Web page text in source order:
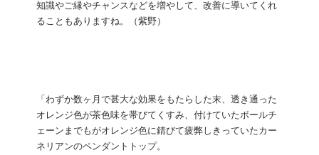
知識やご縁やチャンスなどを増やして、改善に導いてくれ
ることもありますね。（紫野）
「わずか数ヶ月で甚大な効果をもたらした末、透き通った
オレンジ色が茶色味を帯びてくすみ、付けていたボールチ
ェーンまでもがオレンジ色に錆びて疲弊しきっていたカー
ネリアンのペンダントトップ。